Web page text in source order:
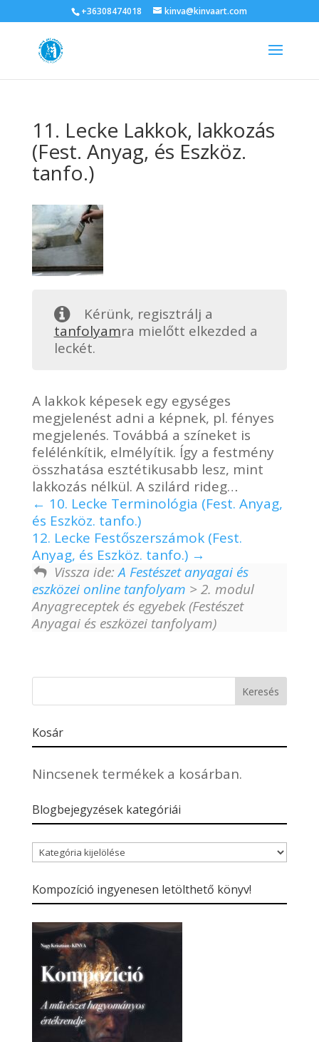
+36308474018 kinva@kinvaart.com
11. Lecke Lakkok, lakkozás
(Fest. Anyag, és Eszköz.
tanfo.)
Kérünk, regisztrálj a
tanfolyamra mielőtt elkezded a
leckét.
A lakkok képesek egy egységes
megjelenést adni a képnek, pl. fényes
megjelenés. Továbbá a színeket is
felélénkítik, elmélyítik. Így a festmény
összhatása esztétikusabb lesz, mint
lakkozás nélkül. A szilárd rideg…
10. Lecke Terminológia (Fest. Anyag,
és Eszköz. tanfo.)
12. Lecke Festőszerszámok (Fest.
Anyag, és Eszköz. tanfo.)
Vissza ide:A Festészet anyagai és
eszközei online tanfolyam > 2. modul
Anyagreceptek és egyebek (Festészet
Anyagai és eszközei tanfolyam)
Kosár
Nincsenek termékek a kosárban.
Blogbejegyzések kategóriái
Blogbejegyzések
kategóriái
Kompozíció ingyenesen letölthető könyv!